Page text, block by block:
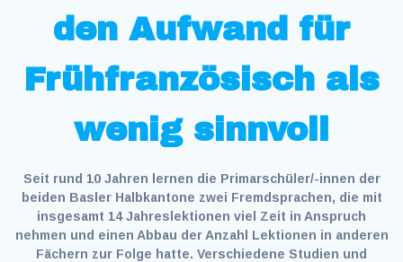
den Aufwand für
Frühfranzösisch als
wenig sinnvoll
Seit rund 10 Jahren lernen die Primarschüler/-innen der
beiden Basler Halbkantone zwei Fremdsprachen, die mit
insgesamt 14 Jahreslektionen viel Zeit in Anspruch
nehmen und einen Abbau der Anzahl Lektionen in anderen
Fächern zur Folge hatte. Verschiedene Studien und